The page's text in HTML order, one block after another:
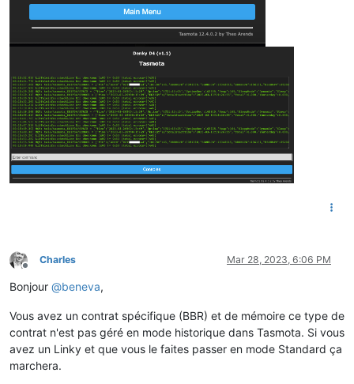
Offline
Charles Mar 28, 2023, 6:06 PM
Bonjour @beneva,
Vous avez un contrat spécifique (BBR) et de mémoire ce type de
contrat n'est pas géré en mode historique dans Tasmota. Si vous
avez un Linky et que vous le faites passer en mode Standard ça
marchera.